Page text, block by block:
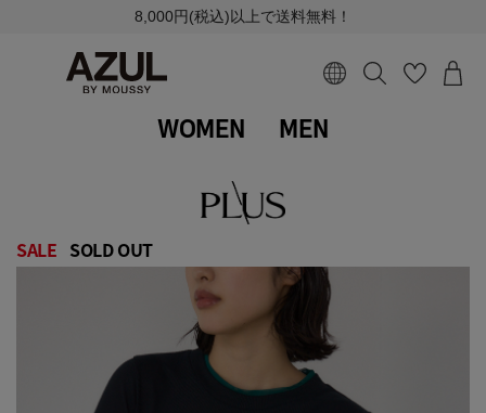
8,000円(税込)以上で送料無料！
WOMEN MEN
SALE SOLD OUT